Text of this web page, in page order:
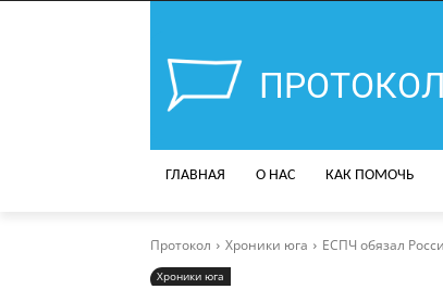
ПРОТОКОЛ
ГЛАВНАЯ О НАС КАК ПОМОЧЬ
Протокол Хроники юга ЕСПЧ обязал
Хроники юга